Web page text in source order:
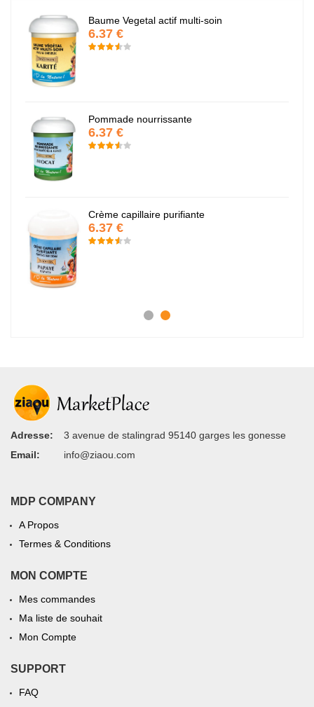
Baume Vegetal actif multi-soin
6.37 €
Pommade nourrissante
6.37 €
Crème capillaire purifiante
6.37 €
Adresse:
3 avenue de stalingrad 95140 garges les gonesse
Email:
info@ziaou.com
MDP COMPANY
A Propos
Termes & Conditions
MON COMPTE
Mes commandes
Ma liste de souhait
Mon Compte
SUPPORT
FAQ